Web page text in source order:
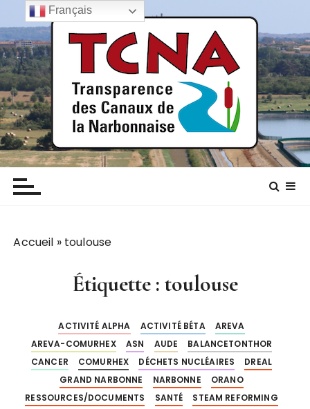
a
s
s
e
r
a
u
c
o TCNA NARBONNE
Transparence des canaux de la narbonnaise
Accueil » toulouse
Étiquette : toulouse
ACTIVITÉ ALPHA ACTIVITÉ BÉTA
AREVA
AREVA-COMURHEX
ASN AUDE
BALANCETONTHOR
CANCER
COMURHEX DÉCHETS NUCLÉAIRES
DREAL
GRAND NARBONNE
NARBONNE
ORANO
RESSOURCES/DOCUMENTS
SANTÉ
STEAM REFORMING
Français